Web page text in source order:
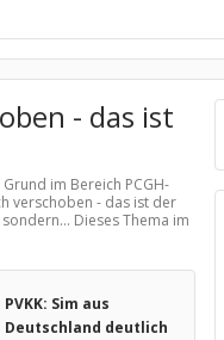
- das ist
im Bereich PCGH-
verschoben - das ist der
Dieses Thema im
PVKK: Sim aus
Deutschland deutlich